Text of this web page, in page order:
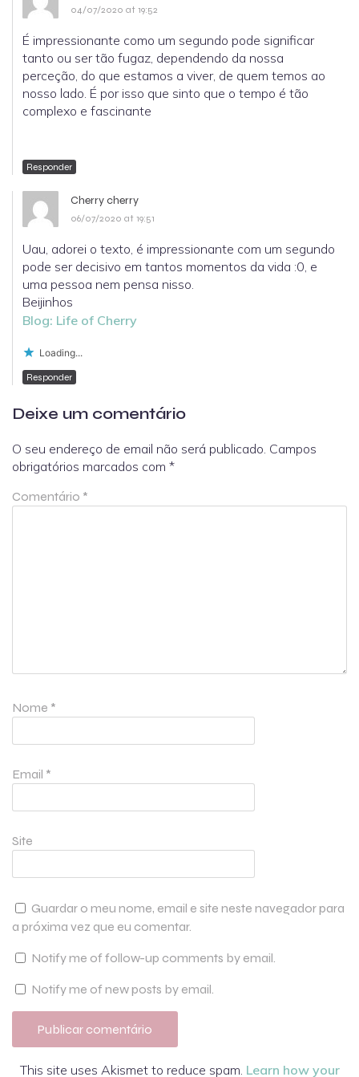
04/07/2020 at 19:52
É impressionante como um segundo pode significar
tanto ou ser tão fugaz, dependendo da nossa
perceção, do que estamos a viver, de quem temos ao
nosso lado. É por isso que sinto que o tempo é tão
complexo e fascinante
Responder
Cherry cherry
06/07/2020 at 19:51
Uau, adorei o texto, é impressionante com um segundo
pode ser decisivo em tantos momentos da vida :0, e
uma pessoa nem pensa nisso.
Beijinhos
Blog: Life of Cherry
Loading...
Responder
Deixe um comentário
O seu endereço de email não será publicado. Campos
obrigatórios marcados com *
Comentário *
Nome *
Email *
Site
Guardar o meu nome, email e site neste navegador para
a próxima vez que eu comentar.
Notify me of follow-up comments by email.
Notify me of new posts by email.
This site uses Akismet to reduce spam. Learn how your